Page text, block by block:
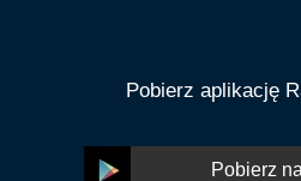
Pobierz aplikację
Pobierz